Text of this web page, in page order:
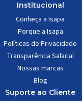
Institucional
Conheça a Isapa
Porque a Isapa
Políticas de Privacidade
Transparência Salarial
Nossas marcas
Blog
Suporte ao Cliente